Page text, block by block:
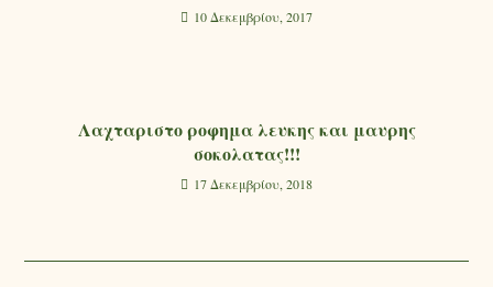
10 Δεκεμβρίου, 2017
Λαχταριστο ροφημα λευκης και μαυρης
σοκολατας!!!
17 Δεκεμβρίου, 2018